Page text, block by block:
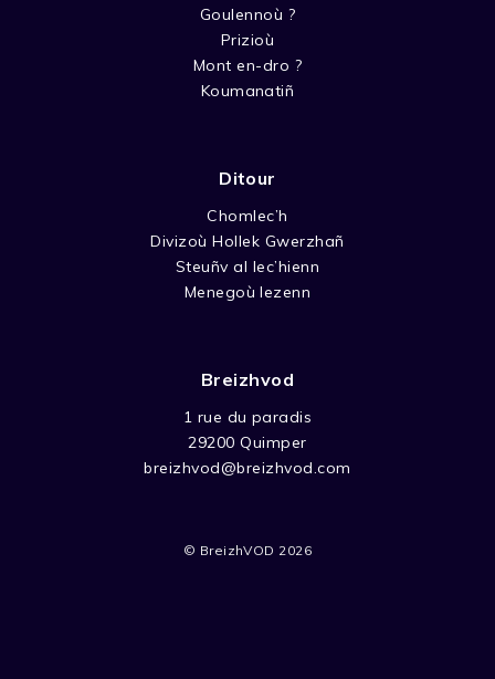
KOULZAD 2 SAMSAM
Goulennoù ?
Prizioù
Mont en-dro ?
Koumanatiñ
Ditour
Chomlec’h
Divizoù Hollek Gwerzhañ
Steuñv al lec’hienn
Menegoù lezenn
Breizhvod
1 rue du paradis
29200 Quimper
breizhvod@breizhvod.com
© BreizhVOD 2026